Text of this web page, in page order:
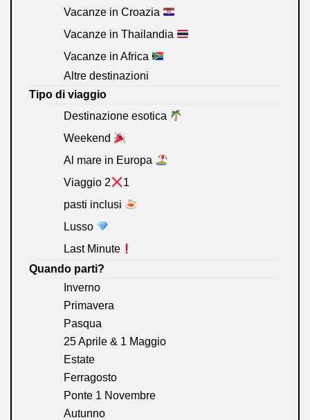
Vacanze in Croazia
Vacanze in Thailandia
Vacanze in Africa
Altre destinazioni
Tipo di viaggio
Destinazione esotica
Weekend
Al mare in Europa
Viaggio 2
1
pasti inclusi
Lusso
Last Minute
Quando parti?
Inverno
Primavera
Pasqua
25 Aprile & 1 Maggio
Estate
Ferragosto
Ponte 1 Novembre
Autunno